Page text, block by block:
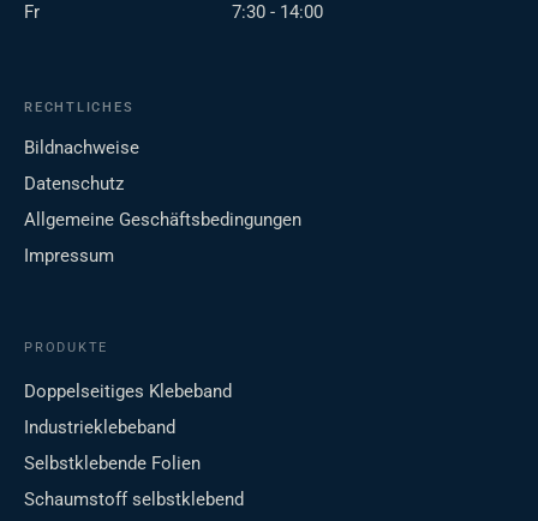
Fr
7:30 - 14:00
RECHTLICHES
Bildnachweise
Datenschutz
Allgemeine Geschäftsbedingungen
Impressum
PRODUKTE
Doppelseitiges Klebeband
Industrieklebeband
Selbstklebende Folien
Schaumstoff selbstklebend